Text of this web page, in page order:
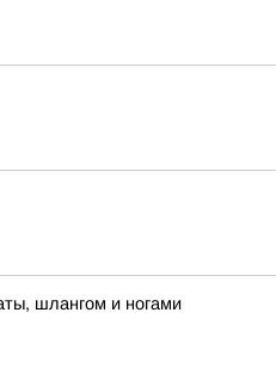
шлангом и ногами